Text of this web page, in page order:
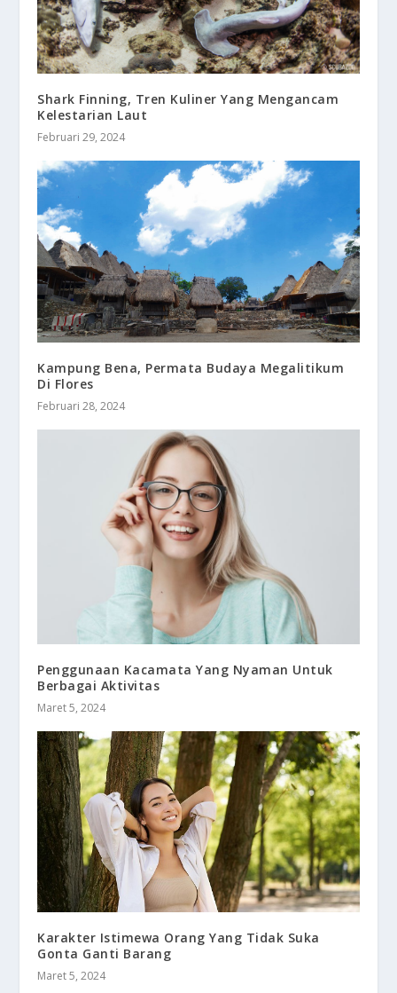
Shark Finning, Tren Kuliner Yang Mengancam
Kelestarian Laut
Februari 29, 2024
Kampung Bena, Permata Budaya Megalitikum
Di Flores
Februari 28, 2024
Penggunaan Kacamata Yang Nyaman Untuk
Berbagai Aktivitas
Maret 5, 2024
Karakter Istimewa Orang Yang Tidak Suka
Gonta Ganti Barang
Maret 5, 2024